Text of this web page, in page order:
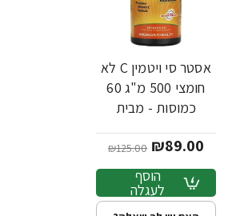
-29%
אסטר סי ויטמין C לא
חומצי 500 מ"ג 60
כמוסות - מבית
₪89.00
₪125.00
הוסף
לעגלה